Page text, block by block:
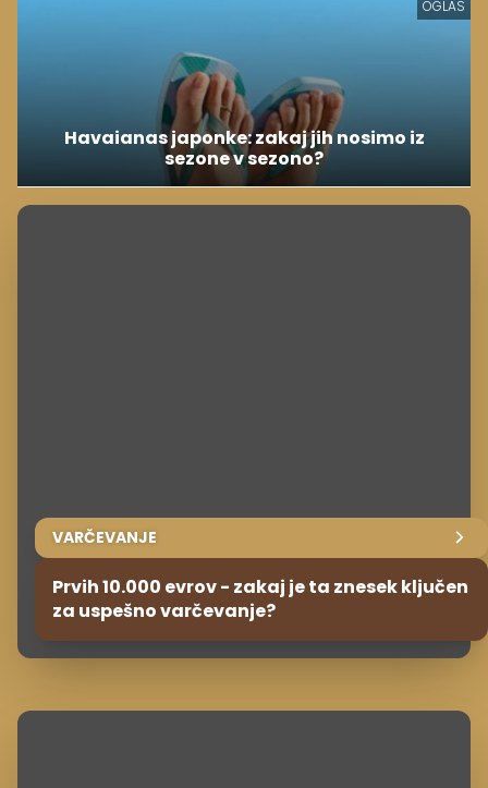
OGLAS
Havaianas japonke: zakaj jih nosimo iz
sezone v sezono?
VARČEVANJE
Prvih 10.000 evrov - zakaj je ta znesek ključen
za uspešno varčevanje?